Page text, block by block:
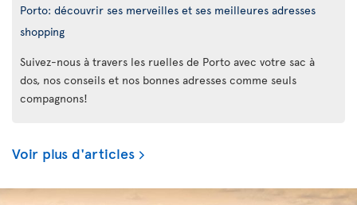
Porto: découvrir ses merveilles et ses meilleures adresses
shopping
Suivez-nous à travers les ruelles de Porto avec votre sac à
dos, nos conseils et nos bonnes adresses comme seuls
compagnons!
Voir plus d'articles